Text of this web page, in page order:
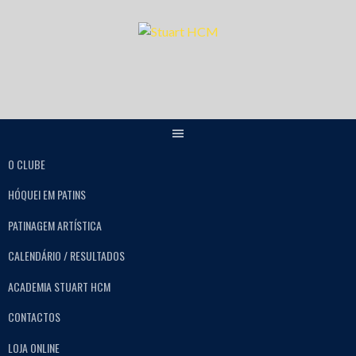
O CLUBE
HÓQUEI EM PATINS
PATINAGEM ARTÍSTICA
CALENDÁRIO / RESULTADOS
ACADEMIA STUART HCM
CONTACTOS
LOJA ONLINE